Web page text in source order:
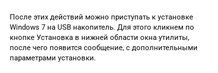
После этих действий можно приступать к установке
Windows 7 на USB накопитель. Для этого кликнем по
кнопке Установка в нижней области окна утилиты,
после чего появится сообщение, с дополнительными
параметрами установки.